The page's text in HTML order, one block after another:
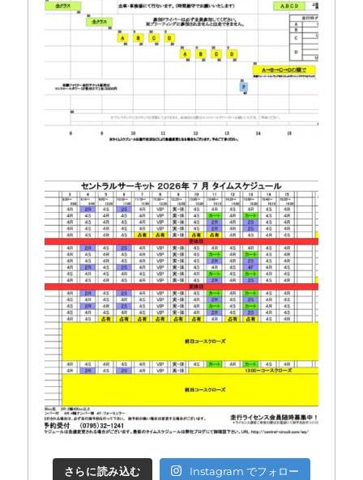
さらに読み込む Instagram でフォロー